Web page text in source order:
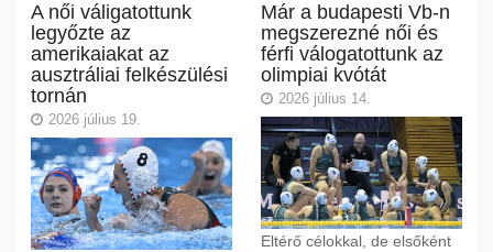
A női váligatottunk
legyőzte az
amerikaiakat az
ausztráliai felkészülési
tornán
2026 július 19.
Már a budapesti Vb-n
megszerezné női és
férfi válogatottunk az
olimpiai kvótát
2026 július 14.
Eltérő célokkal, de elsőként